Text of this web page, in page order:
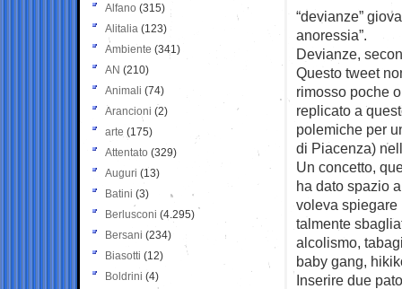
“devianze”
anoressia”.
Devianze,
Questo tweet
rimosso poche
replicato a
polemiche per
di Piacenza)
Un concetto,
ha dato spazio
voleva spiegare
talmente
alcolismo,
baby gang,
Inserire due
Alfano (315)
Alitalia (123)
Ambiente (341)
AN (210)
Animali (74)
Arancioni (2)
arte (175)
Attentato (329)
Auguri (13)
Batini (3)
Berlusconi (4.295)
Bersani (234)
Biasotti (12)
Boldrini (4)